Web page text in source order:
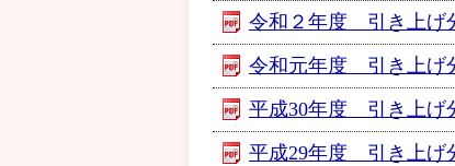
令和２年度 引き上げ
令和元年度 引き上げ
平成30年度 引き上げ
平成29年度 引き上げ